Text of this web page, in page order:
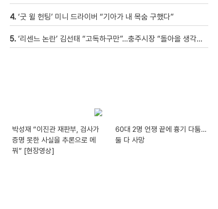
4. ‘굿 윌 헌팅’ 미니 드라이버 “기아가 내 목숨 구했다”
5. ‘리센느 논란’ 김선태 “고독하구만”…충주시장 “돌아올 생각은?”
박성재 “이진관 재판부, 검사가
증명 못한 사실을 추론으로 메
꿔” [현장영상]
60대 2명 언쟁 끝에 흉기 다툼…
둘 다 사망